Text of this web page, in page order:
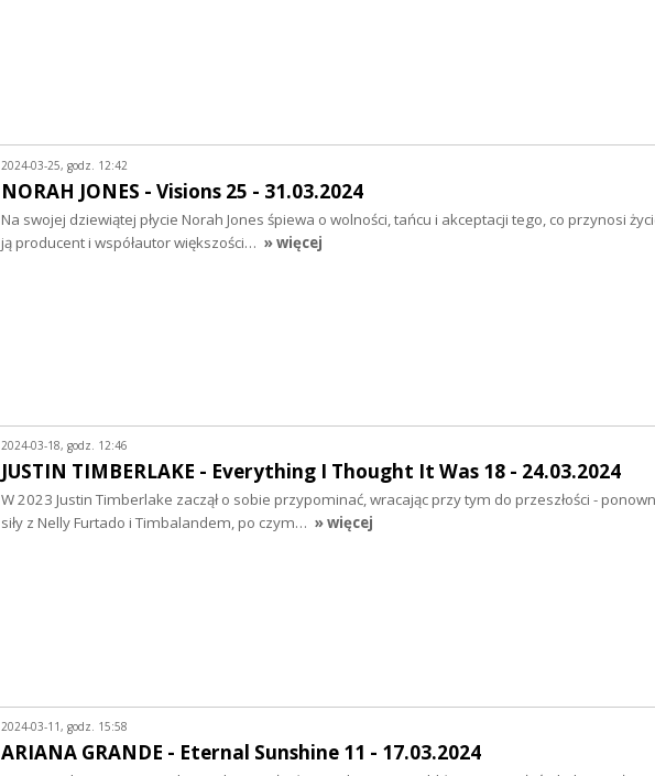
2024-03-25, godz. 12:42
NORAH JONES - Visions 25 - 31.03.2024
Na swojej dziewiątej płycie Norah Jones śpiewa o wolności, tańcu i akceptacji tego, co przynosi
ją producent i współautor większości… » więcej
2024-03-18, godz. 12:46
JUSTIN TIMBERLAKE - Everything I Thought It Was 18 - 24.03.2024
W 2023 Justin Timberlake zaczął o sobie przypominać, wracając przy tym do przeszłości -
siły z Nelly Furtado i Timbalandem, po czym… » więcej
2024-03-11, godz. 15:58
ARIANA GRANDE - Eternal Sunshine 11 - 17.03.2024